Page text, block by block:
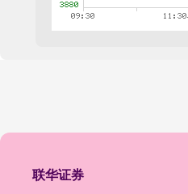
联华证券